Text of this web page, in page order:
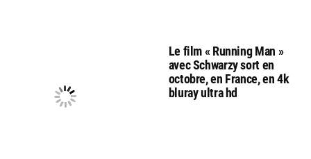
Le film « Running Man »
avec Schwarzy sort en
octobre, en France, en 4k
bluray ultra hd